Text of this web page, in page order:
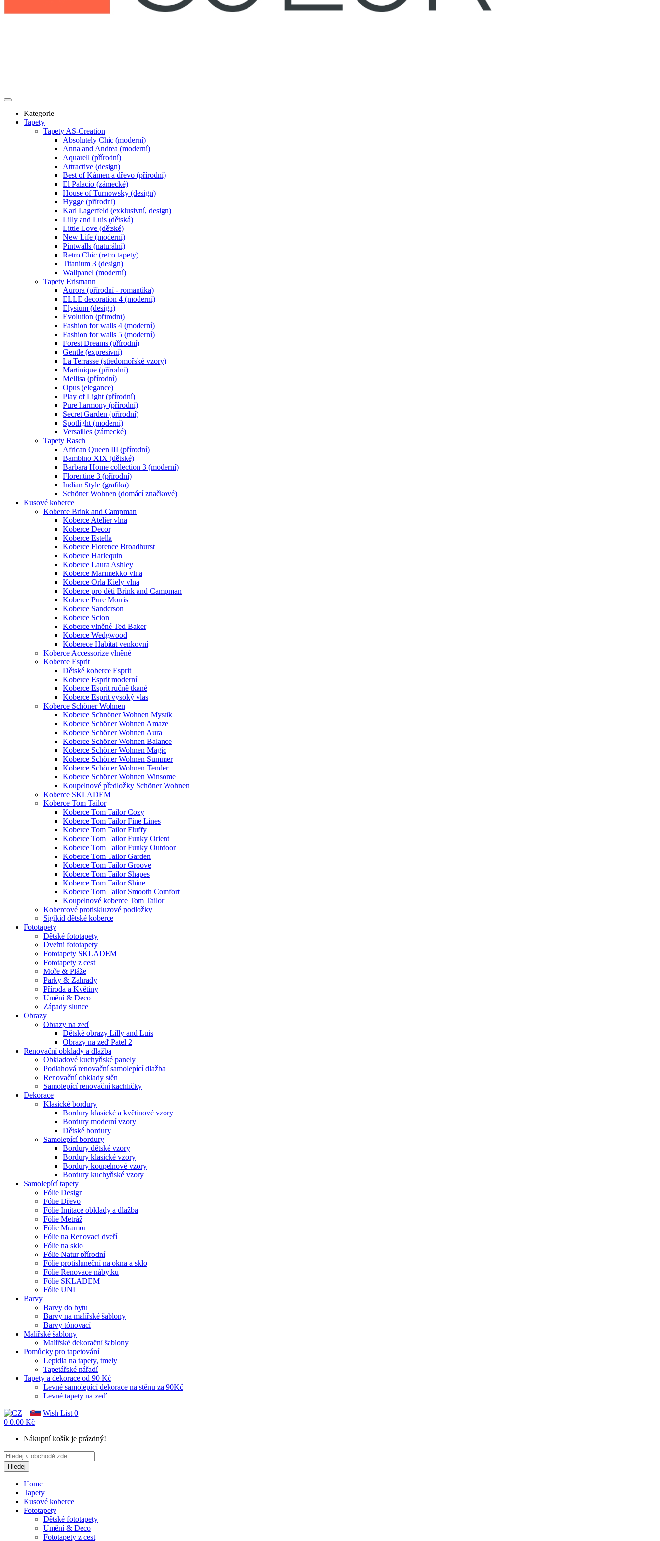
Kategorie
Tapety
Tapety AS-Creation
Absolutely Chic (moderní)
Anna and Andrea (moderní)
Aquarell (přírodní)
Attractive (design)
Best of Kámen a dřevo (přírodní)
El Palacio (zámecké)
House of Turnowsky (design)
Hygge (přírodní)
Karl Lagerfeld (exklusivní, design)
Lilly and Luis (dětská)
Little Love (dětské)
New Life (moderní)
Pintwalls (naturální)
Retro Chic (retro tapety)
Titanium 3 (design)
Wallpanel (moderní)
Tapety Erismann
Aurora (přírodní - romantika)
ELLE decoration 4 (moderní)
Elysium (design)
Evolution (přírodní)
Fashion for walls 4 (moderní)
Fashion for walls 5 (moderní)
Forest Dreams (přírodní)
Gentle (expresivní)
La Terrasse (středomořské vzory)
Martinique (přírodní)
Mellisa (přírodní)
Opus (elegance)
Play of Light (přírodní)
Pure harmony (přírodní)
Secret Garden (přírodní)
Spotlight (moderní)
Versailles (zámecké)
Tapety Rasch
African Queen III (přírodní)
Bambino XIX (dětské)
Barbara Home collection 3 (moderní)
Florentine 3 (přírodní)
Indian Style (grafika)
Schöner Wohnen (domácí značkové)
Kusové koberce
Koberce Brink and Campman
Koberce Atelier vlna
Koberce Decor
Koberce Estella
Koberce Florence Broadhurst
Koberce Harlequin
Koberce Laura Ashley
Koberce Marimekko vlna
Koberce Orla Kiely vlna
Koberce pro děti Brink and Campman
Koberce Pure Morris
Koberce Sanderson
Koberce Scion
Koberce vlněné Ted Baker
Koberce Wedgwood
Koberece Habitat venkovní
Koberce Accessorize vlněné
Koberce Esprit
Dětské koberce Esprit
Koberce Esprit moderní
Koberce Esprit ručně tkané
Koberce Esprit vysoký vlas
Koberce Schöner Wohnen
Koberce Schnöner Wohnen Mystik
Koberce Schöner Wohnen Amaze
Koberce Schöner Wohnen Aura
Koberce Schöner Wohnen Balance
Koberce Schöner Wohnen Magic
Koberce Schöner Wohnen Summer
Koberce Schöner Wohnen Tender
Koberce Schöner Wohnen Winsome
Koupelnové předložky Schöner Wohnen
Koberce SKLADEM
Koberce Tom Tailor
Koberce Tom Tailor Cozy
Koberce Tom Tailor Fine Lines
Koberce Tom Tailor Fluffy
Koberce Tom Tailor Funky Orient
Koberce Tom Tailor Funky Outdoor
Koberce Tom Tailor Garden
Koberce Tom Tailor Groove
Koberce Tom Tailor Shapes
Koberce Tom Tailor Shine
Koberce Tom Tailor Smooth Comfort
Koupelnové koberce Tom Tailor
Kobercové protiskluzové podložky
Sigikid dětské koberce
Fototapety
Dětské fototapety
Dveřní fototapety
Fototapety SKLADEM
Fototapety z cest
Moře & Pláže
Parky & Zahrady
Příroda a Květiny
Umění & Deco
Západy slunce
Obrazy
Obrazy na zeď
Dětské obrazy Lilly and Luis
Obrazy na zeď Patel 2
Renovační obklady a dlažba
Obkladové kuchyňské panely
Podlahová renovační samolepící dlažba
Renovační obklady stěn
Samolepící renovační kachličky
Dekorace
Klasické bordury
Bordury klasické a květinové vzory
Bordury moderní vzory
Dětské bordury
Samolepící bordury
Bordury dětské vzory
Bordury klasické vzory
Bordury koupelnové vzory
Bordury kuchyňské vzory
Samolepící tapety
Fólie Design
Fólie Dřevo
Fólie Imitace obklady a dlažba
Fólie Metráž
Fólie Mramor
Fólie na Renovaci dveří
Fólie na sklo
Fólie Natur přírodní
Fólie protisluneční na okna a sklo
Fólie Renovace nábytku
Fólie SKLADEM
Fólie UNI
Barvy
Barvy do bytu
Barvy na malířské šablony
Barvy tónovací
Malířské šablony
Malířské dekorační šablony
Pomůcky pro tapetování
Lepidla na tapety, tmely
Tapetářské nářadí
Tapety a dekorace od 90 Kč
Levné samolepící dekorace na stěnu za 90Kč
Levné tapety na zeď
Wish List 0
0 0.00 Kč
Nákupní košík je prázdný!
Hledej
Home
Tapety
Kusové koberce
Fototapety
Dětské fototapety
Umění & Deco
Fototapety z cest